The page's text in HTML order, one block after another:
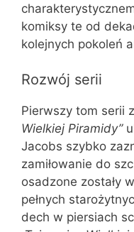
komiksy te od
kolejnych pokoleń
Rozwój serii
Pierwszy tom serii
Wielkiej Piramidy”
Jacobs szybko
zamiłowanie do
osadzone zostały
pełnych
dech w piersiach